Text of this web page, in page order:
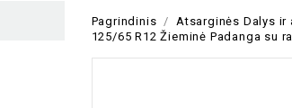
Pagrindinis Atsarginės Dalys ir
125/65 R12 Žieminė Padanga su